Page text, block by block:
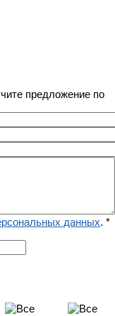
предложение по
данных. *